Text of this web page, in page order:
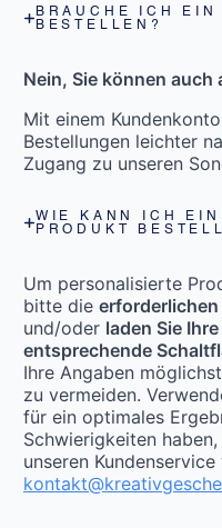
BRAUCHE ICH EIN
BESTELLEN?
Nein, Sie können auch
Mit einem
Bestellungen leichter
Zugang zu unseren
WIE KANN ICH EIN
PRODUKT
Um personalisierte
bitte die
und/oder laden Sie
entsprechende
Ihre Angaben
zu vermeiden.
für ein optimales
Schwierigkeiten
unseren Kundenservice